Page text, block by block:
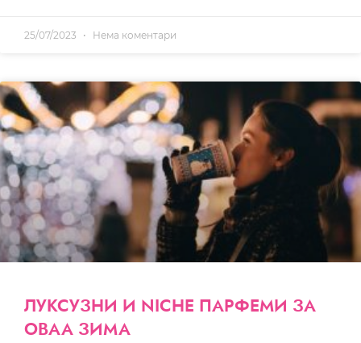
25/07/2023 Нема коментари
ЛУКСУЗНИ И NICHE ПАРФЕМИ ЗА
ОВАА ЗИМА